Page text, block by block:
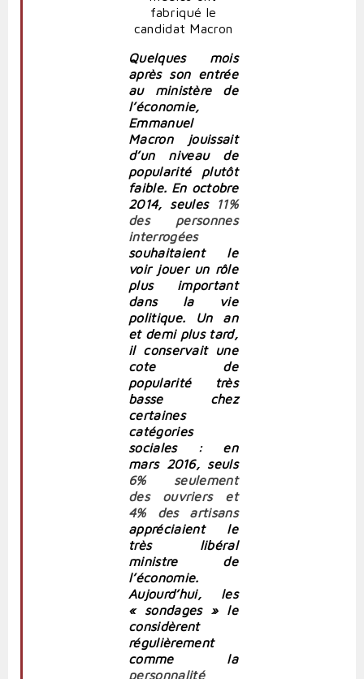
Quelques mois
après son entrée
au ministère de
l’économie,
Emmanuel
Macron jouissait
d’un niveau de
popularité plutôt
faible. En octobre
2014, seules
11%
des personnes
interrogées
souhaitaient le
voir jouer un rôle
plus important
dans la vie
politique.
Un an
et demi plus tard,
il conservait une
cote de
popularité très
basse chez
certaines
catégories
sociales : en
mars 2016, seuls
6% seulement
des ouvriers et
4% des artisans
appréciaient le
très libéral
ministre de
l’économie.
Aujourd’hui, les
« sondages » le
considèrent
régulièrement
comme la
personnalité